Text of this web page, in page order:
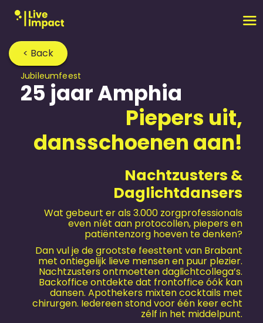
< Back
Jubileum­feest
25 jaar Amphia
Piepers uit,
dansschoenen aan!
Nachtzusters &
Daglichtdansers
Wat gebeurt er als 3.000 zorgprofessionals
even níét aan protocollen, piepers en
patiëntenzorg hoeven te denken?
Dan vul je de grootste feesttent van Brabant
met ontiegelijk lieve mensen en puur plezier.
Nachtzusters ontmoetten daglichtcollega’s.
Backoffice ontdekte dat frontoffice óók kan
dansen. Apothekers mixten cocktails met
chirurgen. Iedereen stond voor één keer echt
zélf in het middelpunt.